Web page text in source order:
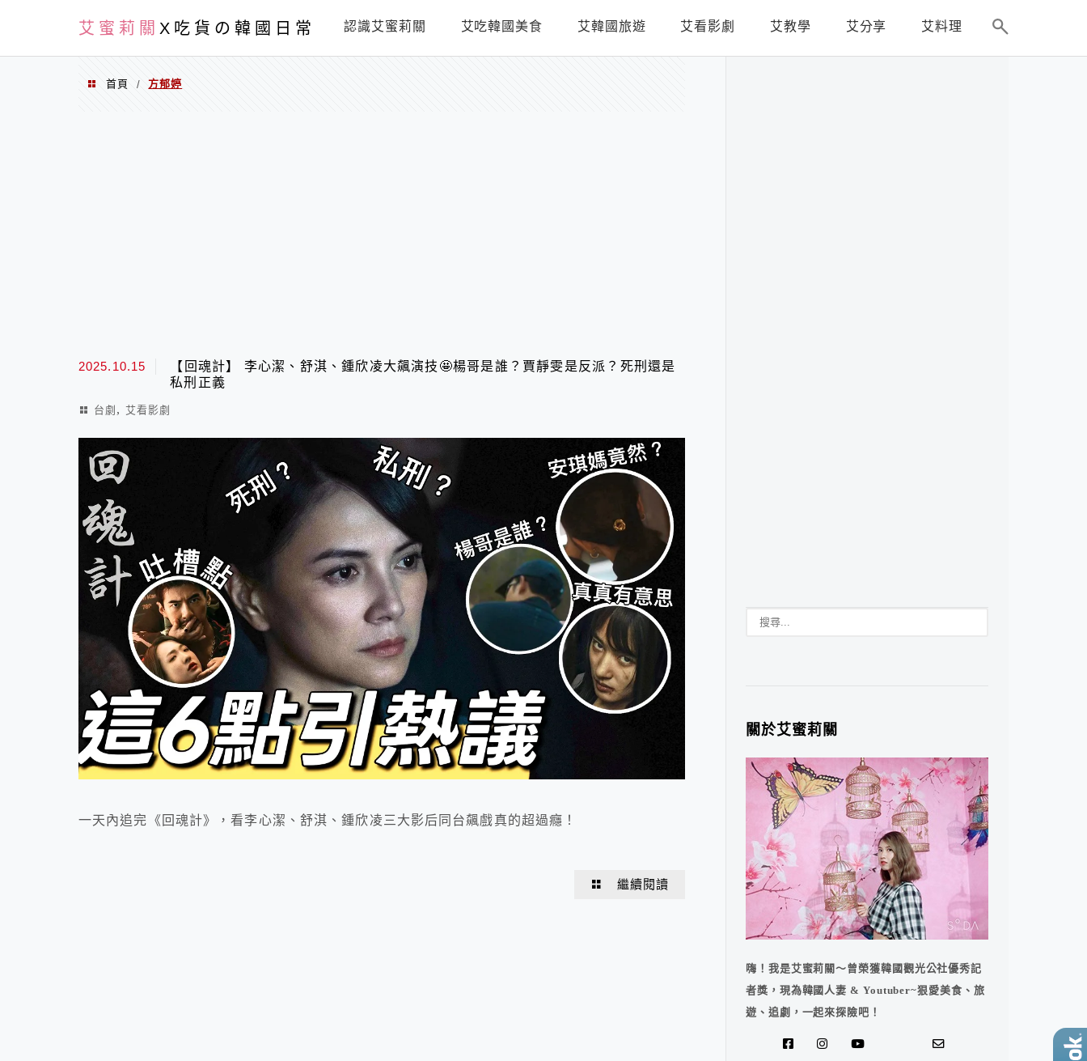
艾蜜莉關 X吃貨の韓國日常 認識艾蜜莉關 艾吃韓國美食 艾韓國旅遊 艾看影劇 艾教學 艾分享 艾料理
首頁 / 方郁婷
2025.10.15
【回魂計】 李心潔、舒淇、鍾欣凌大飆演技🤩楊哥是誰？賈靜雯是反派？死刑還是
私刑正義
台劇 , 艾看影劇
一天內追完《回魂計》，看李心潔、舒淇、鍾欣凌三大影后同台飆戲真的超過癮！
繼續閱讀
關於艾蜜莉關
嗨！我是艾蜜莉關～曾榮獲韓國觀光公社優秀記
者獎，現為韓國人妻 & Youtuber~狠愛美食、旅
遊、追劇，一起來探險吧！